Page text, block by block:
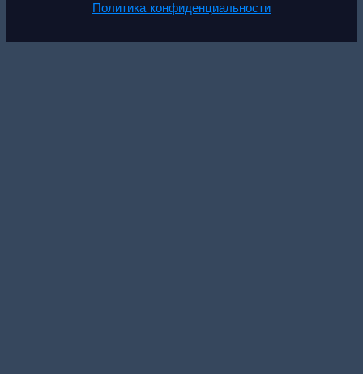
Политика конфиденциальности